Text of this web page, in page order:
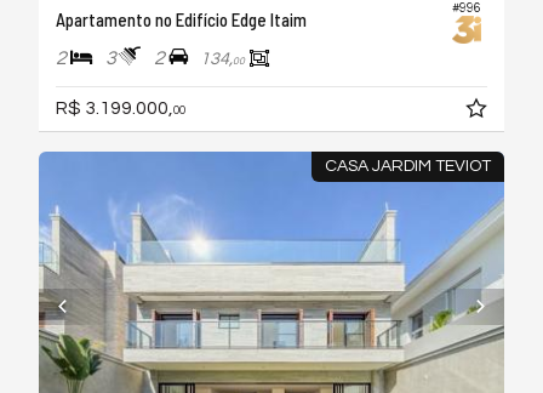
#996
Apartamento no Edifício Edge Itaim
2 3 2 134,00
R$ 3.199.000, 00
CASA JARDIM TEVIOT